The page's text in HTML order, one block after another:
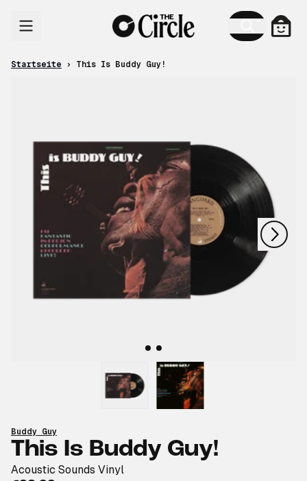
Startseite › This Is Buddy Guy!
nächstes
Buddy Guy
This Is Buddy Guy!
Acoustic Sounds Vinyl